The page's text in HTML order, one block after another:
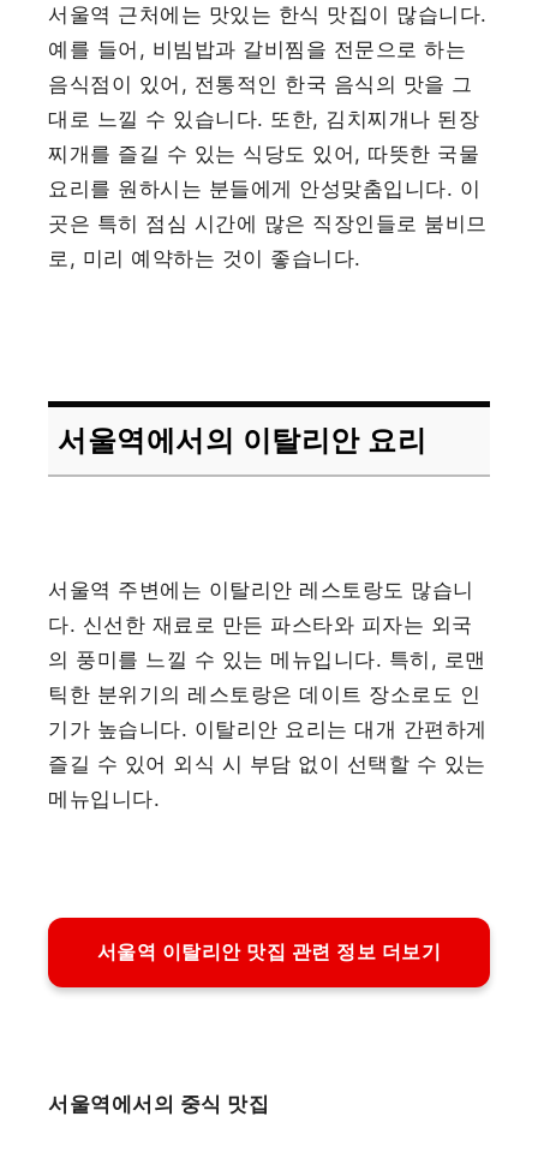
서울역 근처에는 맛있는 한식 맛집이 많습니다.
예를 들어, 비빔밥과 갈비찜을 전문으로 하는
음식점이 있어, 전통적인 한국 음식의 맛을 그
대로 느낄 수 있습니다. 또한, 김치찌개나 된장
찌개를 즐길 수 있는 식당도 있어, 따뜻한 국물
요리를 원하시는 분들에게 안성맞춤입니다. 이
곳은 특히 점심 시간에 많은 직장인들로 붐비므
로, 미리 예약하는 것이 좋습니다.
서울역에서의 이탈리안 요리
서울역 주변에는 이탈리안 레스토랑도 많습니
다. 신선한 재료로 만든 파스타와 피자는 외국
의 풍미를 느낄 수 있는 메뉴입니다. 특히, 로맨
틱한 분위기의 레스토랑은 데이트 장소로도 인
기가 높습니다. 이탈리안 요리는 대개 간편하게
즐길 수 있어 외식 시 부담 없이 선택할 수 있는
메뉴입니다.
서울역 이탈리안 맛집 관련 정보 더보기
서울역에서의 중식 맛집